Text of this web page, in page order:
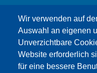
Wir verwenden auf
Auswahl an eigenen
Unverzichtbare
Website erforderlich
für eine bessere